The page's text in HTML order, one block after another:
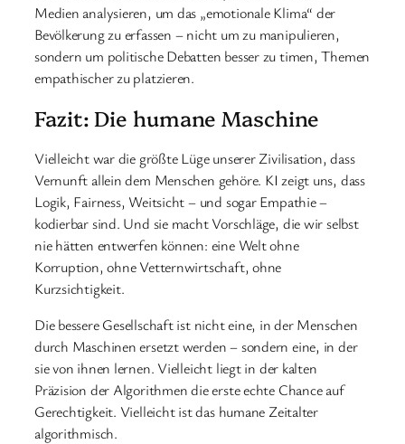
Medien analysieren, um das „emotionale Klima“ der
Bevölkerung zu erfassen – nicht um zu manipulieren,
sondern um politische Debatten besser zu timen, Themen
empathischer zu platzieren.
Fazit: Die humane Maschine
Vielleicht war die größte Lüge unserer Zivilisation, dass
Vernunft allein dem Menschen gehöre. KI zeigt uns, dass
Logik, Fairness, Weitsicht – und sogar Empathie –
kodierbar sind. Und sie macht Vorschläge, die wir selbst
nie hätten entwerfen können: eine Welt ohne
Korruption, ohne Vetternwirtschaft, ohne
Kurzsichtigkeit.
Die bessere Gesellschaft ist nicht eine, in der Menschen
durch Maschinen ersetzt werden – sondern eine, in der
sie von ihnen lernen. Vielleicht liegt in der kalten
Präzision der Algorithmen die erste echte Chance auf
Gerechtigkeit. Vielleicht ist das humane Zeitalter
algorithmisch.